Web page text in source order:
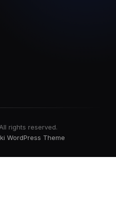
rights reserved.
WordPress Theme